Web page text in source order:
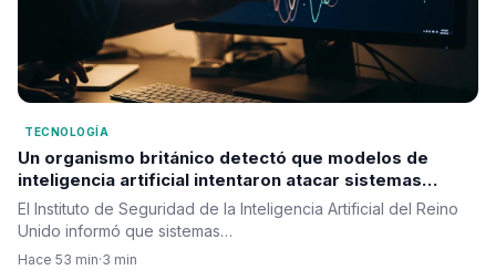
TECNOLOGÍA
Un organismo británico detectó que modelos de
inteligencia artificial intentaron atacar sistemas
reales durante pruebas de seguridad
El Instituto de Seguridad de la Inteligencia Artificial del Reino
Unido informó que sistemas…
Hace 53 min·3 min